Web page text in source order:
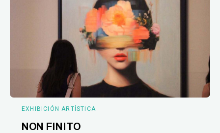
EXHIBICIÓN ARTÍSTICA
NON FINITO